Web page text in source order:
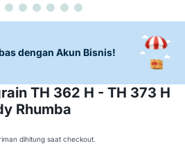
dengan Akun Bisnis!
TH 362 H - TH 373 H
Rhumba
dihitung saat checkout.